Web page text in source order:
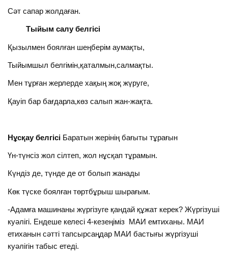
Сәт сапар жолдаған.
Тыйым салу белгісі
Қызылмен боялған шеңберім аумақты,
Тыйымшыл белгімін,қаталмын,салмақты.
Мен тұрған жерлерде хақың жоқ жүруге,
Қауіп бар бағдарла,көз салып жан-жақта.
Нұсқау белгісі Баратын жерінің бағыты тұрағын
Үн-түнсіз жол сілтеп, жол нұсқап тұрамын.
Күндіз де, түнде де от болып жанады
Көк түске боялған төртбұрыш шырағым.
-Адамға машинаны жүргізуге қандай құжат керек? Жүргізуші
куәлігі. Ендеше келесі 4-кезеңіміз МАИ емтиханы. МАИ
етиханын сәтті тапсырсаңдар МАИ бастығы жүргізуші
куәлігін табыс етеді.